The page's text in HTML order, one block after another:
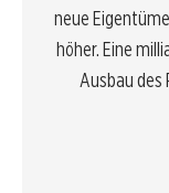
neue
höher. Eine
Ausbau des